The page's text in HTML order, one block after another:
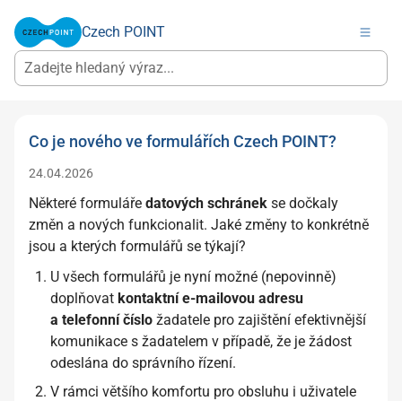
Czech POINT
Co je nového ve formulářích Czech POINT?
24.04.2026
Některé formuláře datových schránek se dočkaly
změn a nových funkcionalit. Jaké změny to konkrétně
jsou a kterých formulářů se týkají?
U všech formulářů je nyní možné (nepovinně)
doplňovat kontaktní e-mailovou adresu
a telefonní číslo žadatele pro zajištění efektivnější
komunikace s žadatelem v případě, že je žádost
odeslána do správního řízení.
V rámci většího komfortu pro obsluhu i uživatele